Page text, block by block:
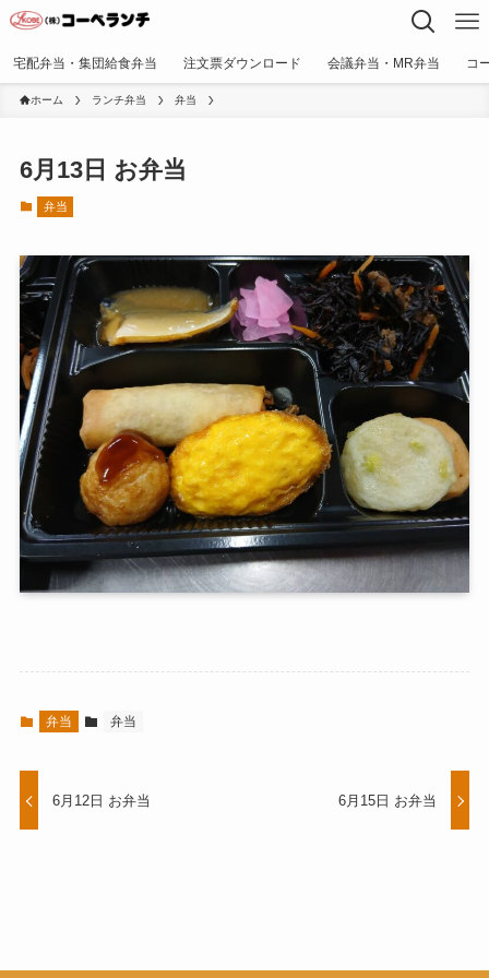
宅配弁当・集団給食弁当 注文票ダウンロード 会議弁当・MR弁当 コ
ホーム ランチ弁当 弁当
6月13日 お弁当
弁当
弁当 弁当
6月12日 お弁当 6月15日 お弁当